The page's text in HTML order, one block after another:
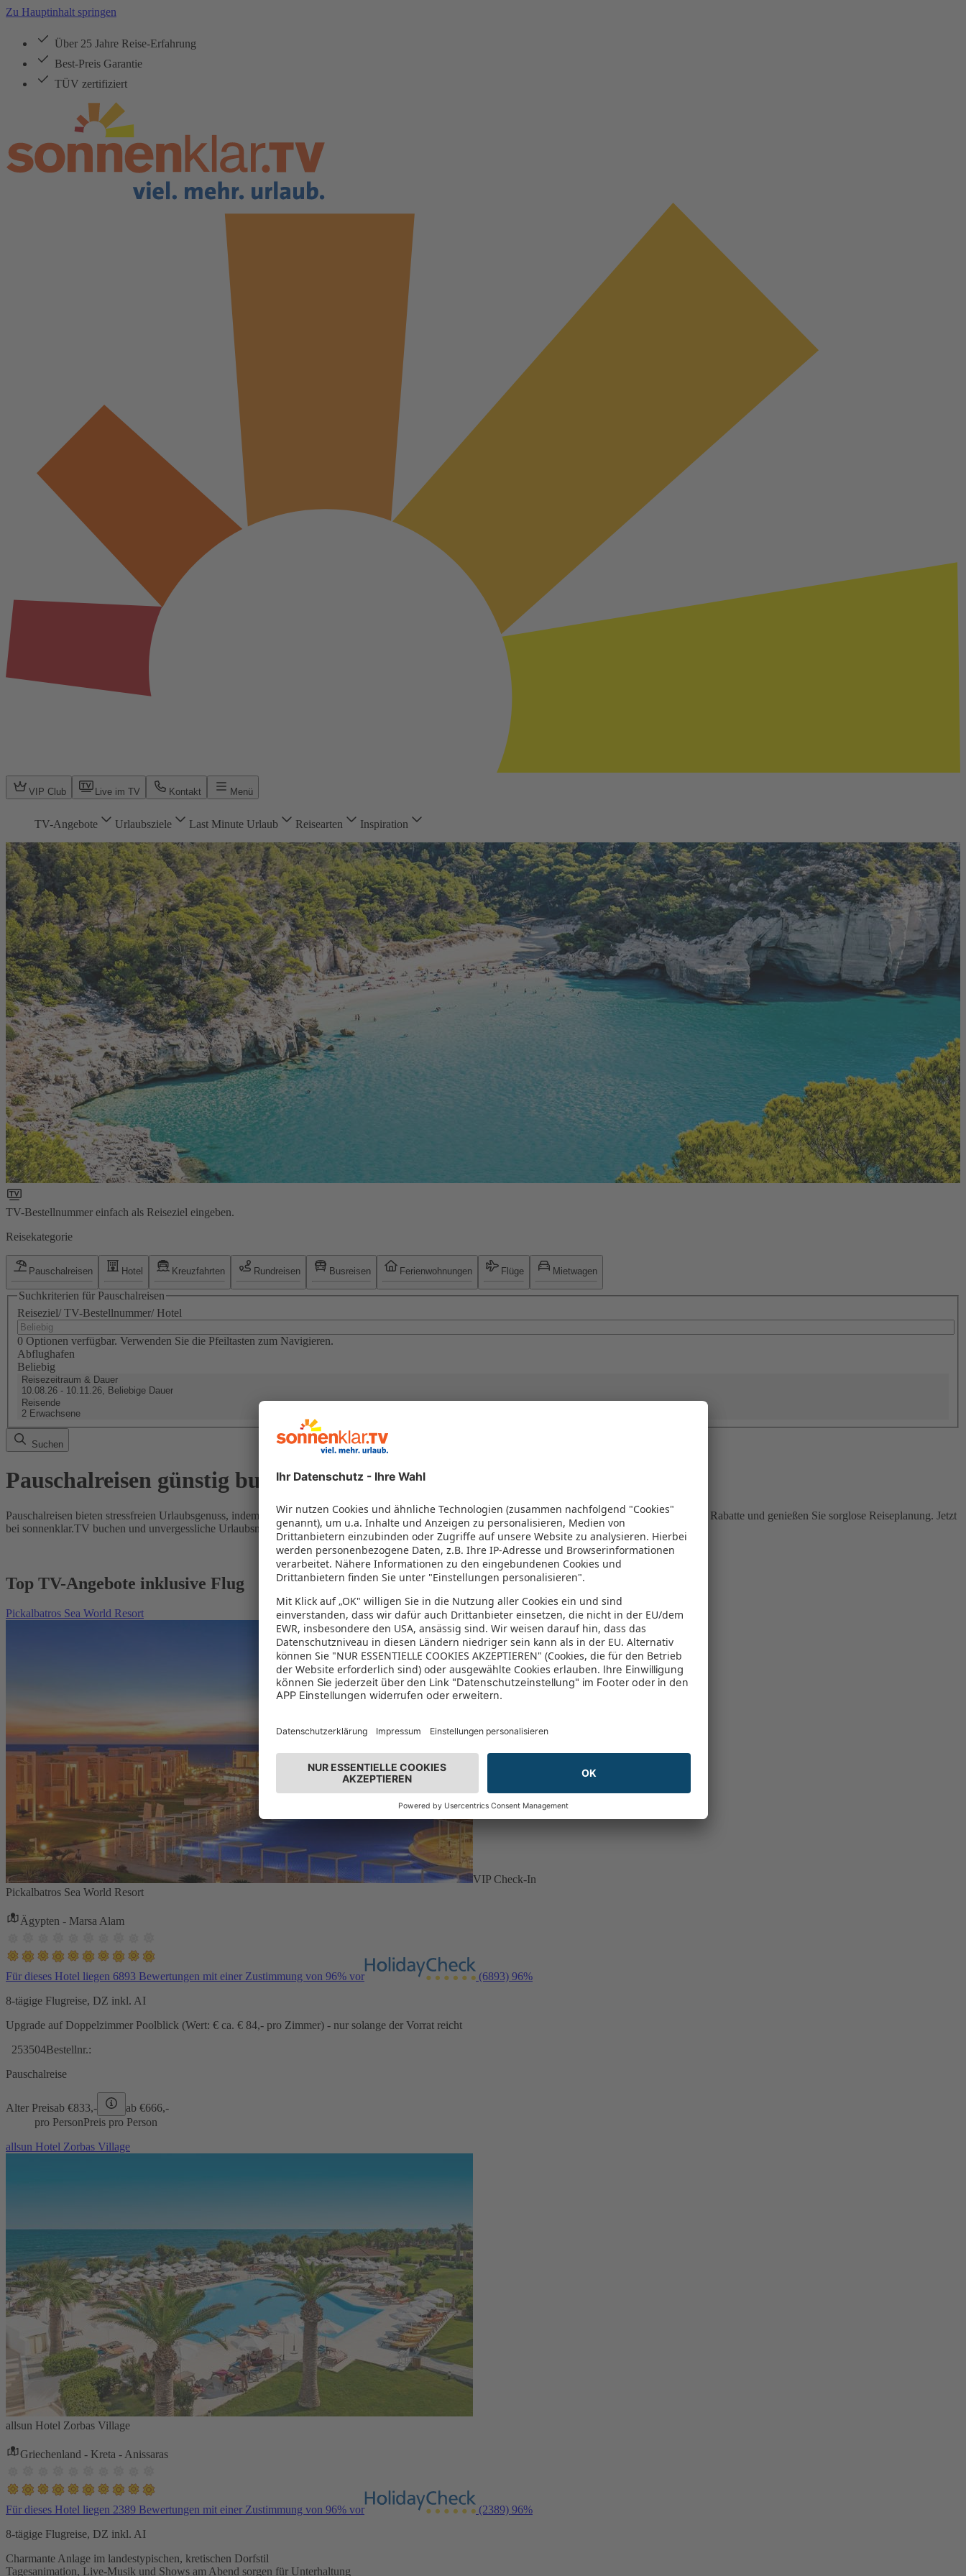
Zu Hauptinhalt springen
Über 25 Jahre Reise-Erfahrung
Best-Preis Garantie
TÜV zertifiziert
VIP Club Live im TV Kontakt Menü
TV-Angebote Urlaubsziele Last Minute Urlaub Reisearten Inspiration
TV-Bestellnummer einfach als Reiseziel eingeben.
Reisekategorie
Pauschalreisen Hotel Kreuzfahrten Rundreisen Busreisen Ferienwohnungen Flüge Mietwagen
Suchkriterien für Pauschalreisen
Reiseziel/ TV-Bestellnummer/ Hotel
0 Optionen verfügbar. Verwenden Sie die Pfeiltasten zum Navigieren.
Abflughafen
Beliebig
Reisezeitraum & Dauer
10.08.26 - 10.11.26, Beliebige Dauer
Reisende
2 Erwachsene
Suchen
Pauschalreisen günstig buchen
Pauschalreisen bieten stressfreien Urlaubsgenuss, indem Flug und Hotel in einem Paket kombiniert werden – das spart Zeit und Geld. Nutzen Sie attraktive Rabatte und genießen Sie sorglose Reiseplanung. Jetzt
bei sonnenklar.TV buchen und unvergessliche Urlaubsmomente erleben!
Top TV-Angebote inklusive Flug
Pickalbatros Sea World Resort
VIP Check-In
Pickalbatros Sea World Resort
Ägypten - Marsa Alam
Für dieses Hotel liegen 6893 Bewertungen mit einer Zustimmung von 96% vor (6893) 96%
8-tägige Flugreise, DZ inkl. AI
Upgrade auf Doppelzimmer Poolblick (Wert: € ca. € 84,- pro Zimmer) - nur solange der Vorrat reicht
253504Bestellnr.:
Pauschalreise
Alter Preisab €833,- ab €666,-
pro PersonPreis pro Person
allsun Hotel Zorbas Village
allsun Hotel Zorbas Village
Griechenland - Kreta - Anissaras
Für dieses Hotel liegen 2389 Bewertungen mit einer Zustimmung von 96% vor (2389) 96%
8-tägige Flugreise, DZ inkl. AI
Charmante Anlage im landestypischen, kretischen Dorfstil
Tagesanimation, Live-Musik und Shows am Abend sorgen für Unterhaltung